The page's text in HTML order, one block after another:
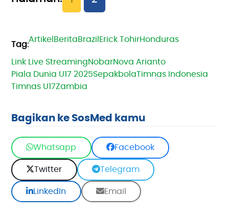
Artikel BeritaBrazil Erick TohirHonduras
Link Live StreamingNobarNova Arianto
Piala Dunia U17 2025SepakbolaTimnas Indonesia
Timnas U17Zambia
Bagikan ke SosMed kamu
Whatsapp Facebook
Twitter Telegram
LinkedIn Email